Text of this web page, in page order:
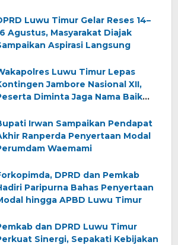
Luwu Timur Gelar Reses 14–
Agustus, Masyarakat Diajak
Aspirasi Langsung
Luwu Timur Lepas
Jambore Nasional XII,
Diminta Jaga Nama Baik
Irwan Sampaikan Pendapat
Ranperda Penyertaan Modal
Waemami
DPRD dan Pemkab
Paripurna Bahas Penyertaan
hingga APBD Luwu Timur
dan DPRD Luwu Timur
Sinergi, Sepakati Kebijakan